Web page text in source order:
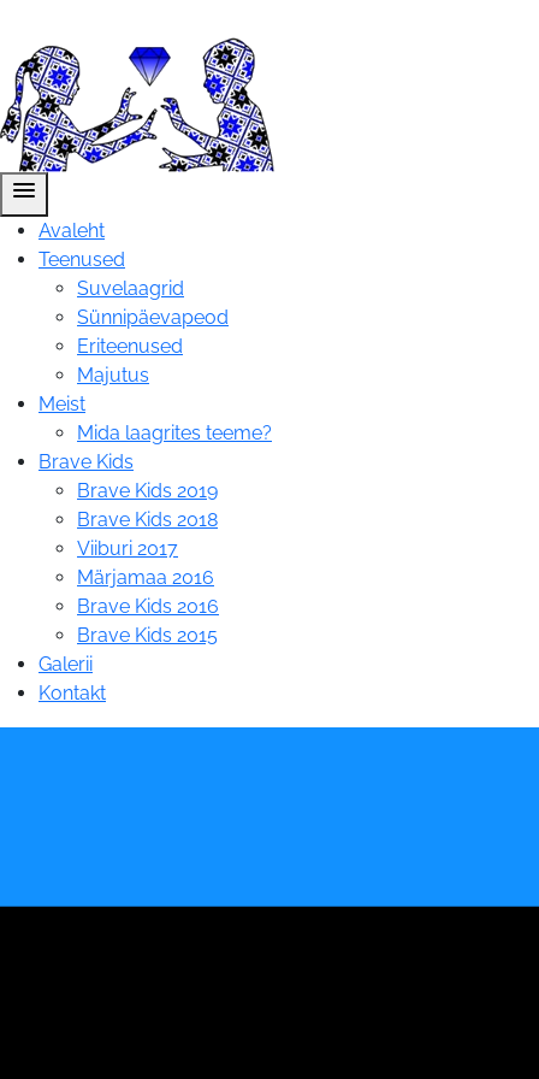
menu
Avaleht
Teenused
Suvelaagrid
Sünnipäevapeod
Eriteenused
Majutus
Meist
Mida laagrites teeme?
Brave Kids
Brave Kids 2019
Brave Kids 2018
Viiburi 2017
Märjamaa 2016
Brave Kids 2016
Brave Kids 2015
Galerii
Kontakt